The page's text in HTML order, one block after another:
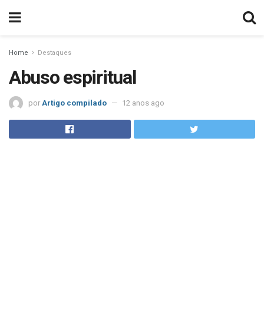
Home Destaques
Abuso espiritual
por Artigo compilado 12 anos ago